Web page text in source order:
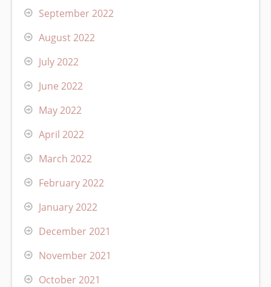
September 2022
August 2022
July 2022
June 2022
May 2022
April 2022
March 2022
February 2022
January 2022
December 2021
November 2021
October 2021